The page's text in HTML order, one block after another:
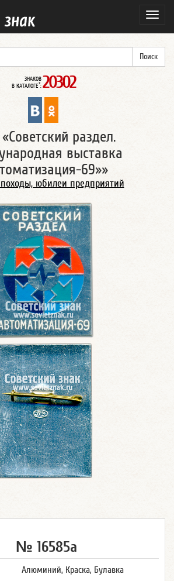
ЗНАКОВ
В КАТАЛОГЕ*: 20302
раздел.
выставка
69»»
юбилеи предприятий
№ 16585а
Алюминий, Краска, Булавка